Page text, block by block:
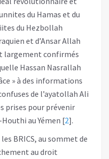
du Hamas et du
du Hezbollah
et d’Ansar Allah
largement confirmés
Hassan Nasrallah
» à des informations
de l’ayatollah Ali
prises pour prévenir
Houthi au Yémen [2].
BRICS, au sommet de
au droit